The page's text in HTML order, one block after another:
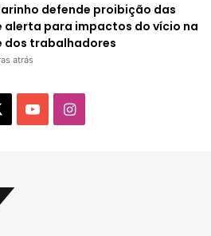
defende proibição das
alerta para impactos do vício na
dos trabalhadores
atrás
I